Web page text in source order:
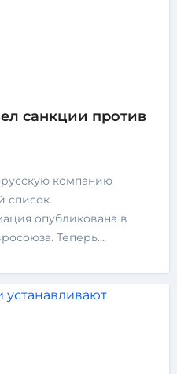
санкции против
список.
опубликована в
Теперь…